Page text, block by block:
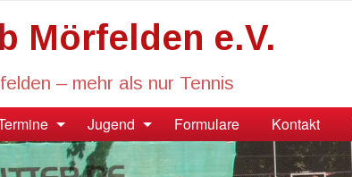
Mörfelden e.V.
– mehr als nur Tennis
Jugend Formulare Kontakt